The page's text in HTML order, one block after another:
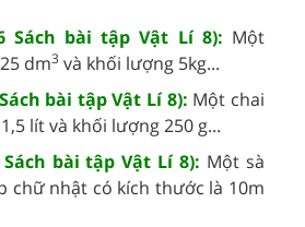
Sách bài tập Vật Lí 8): Một
dm3 và khối lượng 5kg...
bài tập Vật Lí 8): Một chai
lít và khối lượng 250 g...
bài tập Vật Lí 8): Một sà
chữ nhật có kích thước là 10m